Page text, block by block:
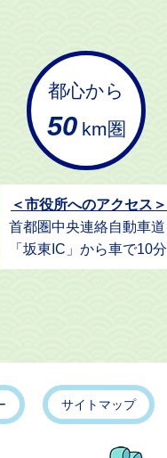
都心から
50 km圏
＜市役所へのアクセス＞
首都圏中央連絡自動車道
「坂東IC」から車で10分
サイトマップ